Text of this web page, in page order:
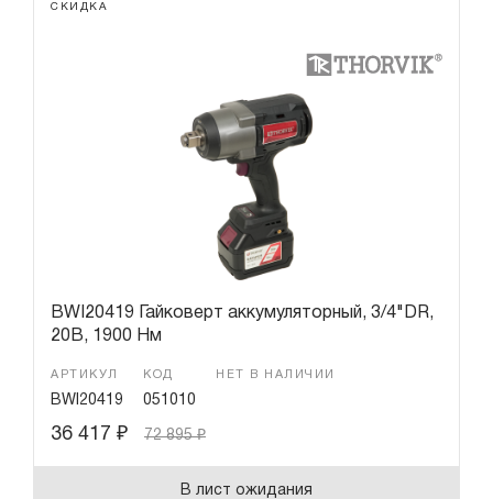
СКИДКА
BWI20419 Гайковерт аккумуляторный, 3/4"DR,
20В, 1900 Нм
АРТИКУЛ
BWI20419
КОД
051010
НЕТ В НАЛИЧИИ
36 417 ₽ 72 895₽
В лист ожидания